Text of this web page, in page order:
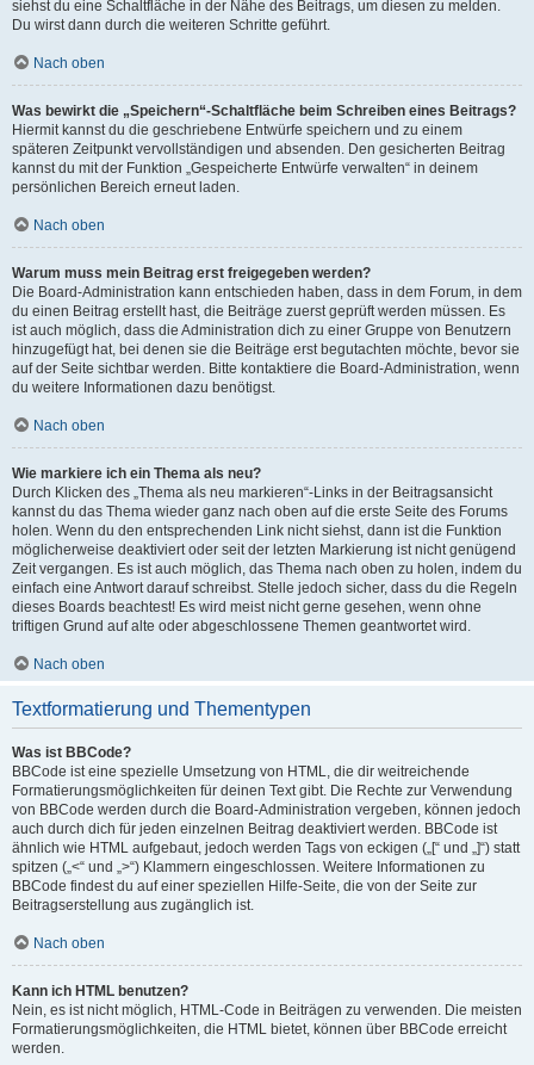
siehst du eine Schaltfläche in der Nähe des Beitrags, um diesen zu melden.
Du wirst dann durch die weiteren Schritte geführt.
Nach oben
Was bewirkt die „Speichern“-Schaltfläche beim Schreiben eines Beitrags?
Hiermit kannst du die geschriebene Entwürfe speichern und zu einem
späteren Zeitpunkt vervollständigen und absenden. Den gesicherten Beitrag
kannst du mit der Funktion „Gespeicherte Entwürfe verwalten“ in deinem
persönlichen Bereich erneut laden.
Nach oben
Warum muss mein Beitrag erst freigegeben werden?
Die Board-Administration kann entschieden haben, dass in dem Forum, in dem
du einen Beitrag erstellt hast, die Beiträge zuerst geprüft werden müssen. Es
ist auch möglich, dass die Administration dich zu einer Gruppe von Benutzern
hinzugefügt hat, bei denen sie die Beiträge erst begutachten möchte, bevor sie
auf der Seite sichtbar werden. Bitte kontaktiere die Board-Administration, wenn
du weitere Informationen dazu benötigst.
Nach oben
Wie markiere ich ein Thema als neu?
Durch Klicken des „Thema als neu markieren“-Links in der Beitragsansicht
kannst du das Thema wieder ganz nach oben auf die erste Seite des Forums
holen. Wenn du den entsprechenden Link nicht siehst, dann ist die Funktion
möglicherweise deaktiviert oder seit der letzten Markierung ist nicht genügend
Zeit vergangen. Es ist auch möglich, das Thema nach oben zu holen, indem du
einfach eine Antwort darauf schreibst. Stelle jedoch sicher, dass du die Regeln
dieses Boards beachtest! Es wird meist nicht gerne gesehen, wenn ohne
triftigen Grund auf alte oder abgeschlossene Themen geantwortet wird.
Nach oben
Textformatierung und Thementypen
Was ist BBCode?
BBCode ist eine spezielle Umsetzung von HTML, die dir weitreichende
Formatierungsmöglichkeiten für deinen Text gibt. Die Rechte zur Verwendung
von BBCode werden durch die Board-Administration vergeben, können jedoch
auch durch dich für jeden einzelnen Beitrag deaktiviert werden. BBCode ist
ähnlich wie HTML aufgebaut, jedoch werden Tags von eckigen („[“ und „]“) statt
spitzen („<“ und „>“) Klammern eingeschlossen. Weitere Informationen zu
BBCode findest du auf einer speziellen Hilfe-Seite, die von der Seite zur
Beitragserstellung aus zugänglich ist.
Nach oben
Kann ich HTML benutzen?
Nein, es ist nicht möglich, HTML-Code in Beiträgen zu verwenden. Die meisten
Formatierungsmöglichkeiten, die HTML bietet, können über BBCode erreicht
werden.